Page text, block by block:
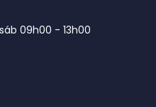
09h00 - 13h00